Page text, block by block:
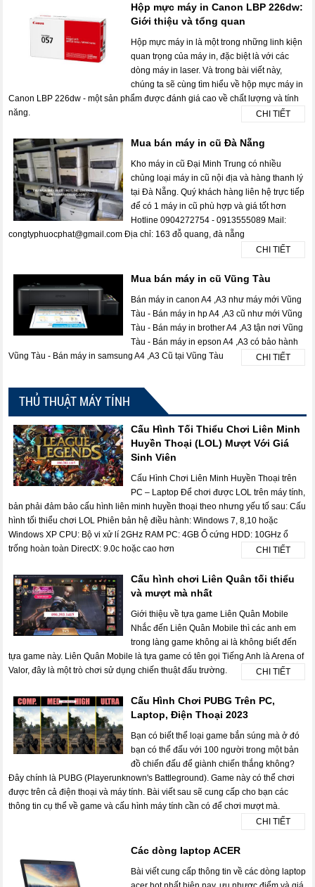
Hộp mực máy in Canon LBP 226dw:
Giới thiệu và tổng quan
Hộp mực máy in là một trong những linh kiện
quan trọng của máy in, đặc biệt là với các
dòng máy in laser. Và trong bài viết này,
chúng ta sẽ cùng tìm hiểu về hộp mực máy in
Canon LBP 226dw - một sản phẩm được đánh giá cao về chất lượng và tính
năng.
CHI TIẾT
Mua bán máy in cũ Đà Nẵng
Kho máy in cũ Đại Minh Trung có nhiều
chủng loại máy in cũ nội địa và hàng thanh lý
tại Đà Nẵng. Quý khách hàng liên hệ trực tiếp
để có 1 máy in cũ phù hợp và giá tốt hơn
Hotline 0904272754 - 0913555089 Mail:
congtyphuocphat@gmail.com Địa chỉ: 163 đỗ quang, đà nẵng
CHI TIẾT
Mua bán máy in cũ Vũng Tàu
Bán máy in canon A4 ,A3 như máy mới Vũng
Tàu - Bán máy in hp A4 ,A3 cũ như mới Vũng
Tàu - Bán máy in brother A4 ,A3 tận nơi Vũng
Tàu - Bán máy in epson A4 ,A3 có bảo hành
Vũng Tàu - Bán máy in samsung A4 ,A3 Cũ tại Vũng Tàu
CHI TIẾT
THỦ THUẬT MÁY TÍNH
Cấu Hình Tối Thiểu Chơi Liên Minh
Huyền Thoại (LOL) Mượt Với Giá
Sinh Viên
Cấu Hình Chơi Liên Minh Huyền Thoại trên
PC – Laptop Để chơi được LOL trên máy tính,
bản phải đảm bảo cấu hình liên minh huyền thoại theo nhưng yếu tố sau: Cấu
hình tối thiểu chơi LOL Phiên bản hệ điều hành: Windows 7, 8,10 hoặc
Windows XP CPU: Bộ vi xử lí 2GHz RAM PC: 4GB Ổ cứng HDD: 10GHz ổ
trống hoàn toàn DirectX: 9.0c hoặc cao hơn
CHI TIẾT
Cấu hình chơi Liên Quân tối thiểu
và mượt mà nhất
Giới thiệu về tựa game Liên Quân Mobile
Nhắc đến Liên Quân Mobile thì các anh em
trong làng game không ai là không biết đến
tựa game này. Liên Quân Mobile là tựa game có tên gọi Tiếng Anh là Arena of
Valor, đây là một trò chơi sử dụng chiến thuật đấu trường.
CHI TIẾT
Cấu Hình Chơi PUBG Trên PC,
Laptop, Điện Thoại 2023
Bạn có biết thể loại game bắn súng mà ở đó
bạn có thể đấu với 100 người trong một bản
đồ chiến đấu để giành chiến thắng không?
Đây chính là PUBG (Playerunknown's Battleground). Game này có thể chơi
được trên cả điện thoại và máy tính. Bài viết sau sẽ cung cấp cho bạn các
thông tin cụ thể về game và cấu hình máy tính cần có để chơi mượt mà.
CHI TIẾT
Các dòng laptop ACER
Bài viết cung cấp thông tin về các dòng laptop